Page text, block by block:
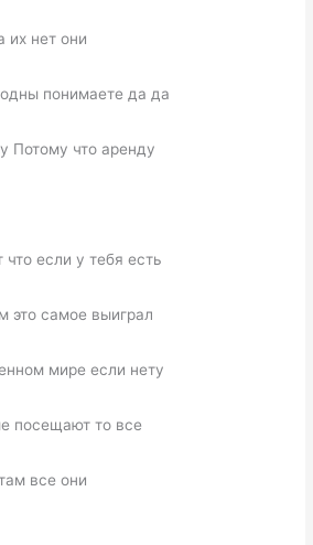
их нет они
понимаете да да
Потому что аренду
если у тебя есть
это самое выиграл
мире если нету
посещают то все
все они